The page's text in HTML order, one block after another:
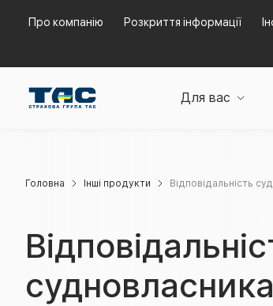
Про компанію Розкриття інформації
Для вас
Головна Інші продукти Відповідальність